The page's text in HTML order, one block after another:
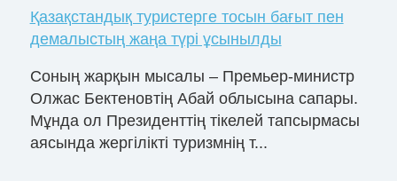
Қазақстандық туристерге тосын бағыт пен
демалыстың жаңа түрі ұсынылды
Соның жарқын мысалы – Премьер-министр
Олжас Бектеновтің Абай облысына сапары.
Мұнда ол Президенттің тікелей тапсырмасы
аясында жергілікті туризмнің т...